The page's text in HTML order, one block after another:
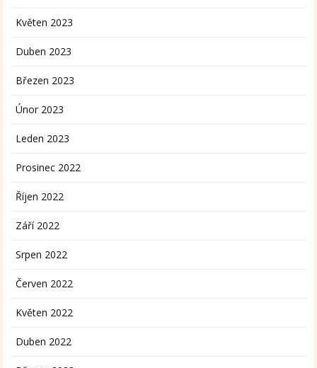
Květen 2023
Duben 2023
Březen 2023
Únor 2023
Leden 2023
Prosinec 2022
Říjen 2022
Září 2022
Srpen 2022
Červen 2022
Květen 2022
Duben 2022